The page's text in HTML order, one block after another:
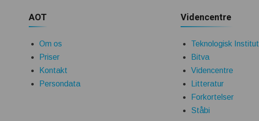
AOT
Om os
Priser
Kontakt
Persondata
Videncentre
Teknologisk Institut
Bitva
Videncentre
Litteratur
Forkortelser
Ståbi